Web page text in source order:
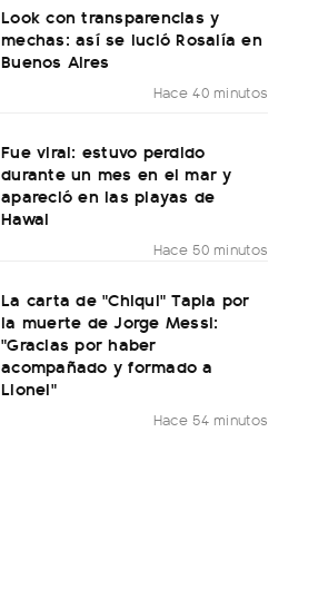
Look con transparencias y
mechas: así se lució Rosalía en
Buenos Aires
Hace 40 minutos
Fue viral: estuvo perdido
durante un mes en el mar y
apareció en las playas de
Hawai
Hace 50 minutos
La carta de "Chiqui" Tapia por
la muerte de Jorge Messi:
"Gracias por haber
acompañado y formado a
Lionel"
Hace 54 minutos